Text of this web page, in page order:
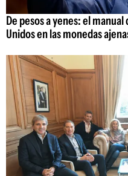
De pesos a yenes: el
Unidos en las monedas